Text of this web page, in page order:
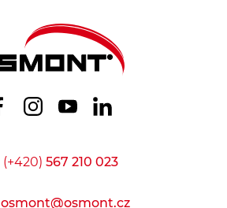
(+420) 567 210 023
osmont@osmont.cz